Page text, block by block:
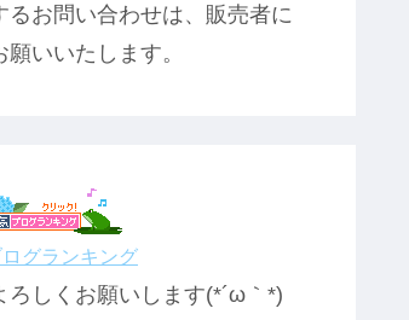
るお問い合わせは、販売者に
願いいたします。
ログランキング
ろしくお願いします(*´ω｀*)